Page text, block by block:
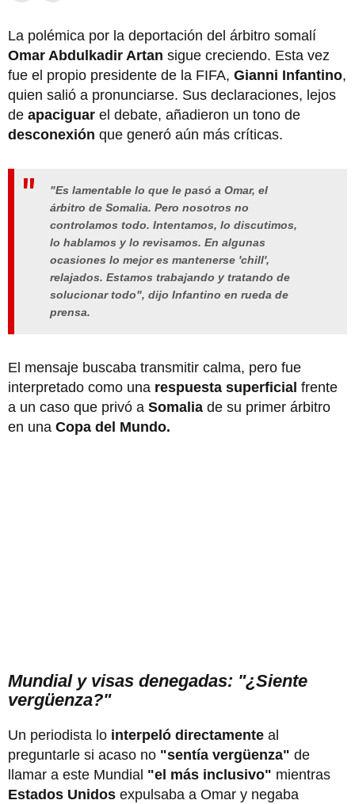
La polémica por la deportación del árbitro somalí
Omar Abdulkadir Artan sigue creciendo. Esta vez
fue el propio presidente de la FIFA, Gianni Infantino,
quien salió a pronunciarse. Sus declaraciones, lejos
de apaciguar el debate, añadieron un tono de
desconexión que generó aún más críticas.
"Es lamentable lo que le pasó a Omar, el
árbitro de Somalia. Pero nosotros no
controlamos todo. Intentamos, lo discutimos,
lo hablamos y lo revisamos. En algunas
ocasiones lo mejor es mantenerse 'chill',
relajados. Estamos trabajando y tratando de
solucionar todo", dijo Infantino en rueda de
prensa.
El mensaje buscaba transmitir calma, pero fue
interpretado como una respuesta superficial frente
a un caso que privó a Somalia de su primer árbitro
en una Copa del Mundo.
Mundial y visas denegadas: "¿Siente
vergüenza?"
Un periodista lo interpeló directamente al
preguntarle si acaso no "sentía vergüenza" de
llamar a este Mundial "el más inclusivo" mientras
Estados Unidos expulsaba a Omar y negaba